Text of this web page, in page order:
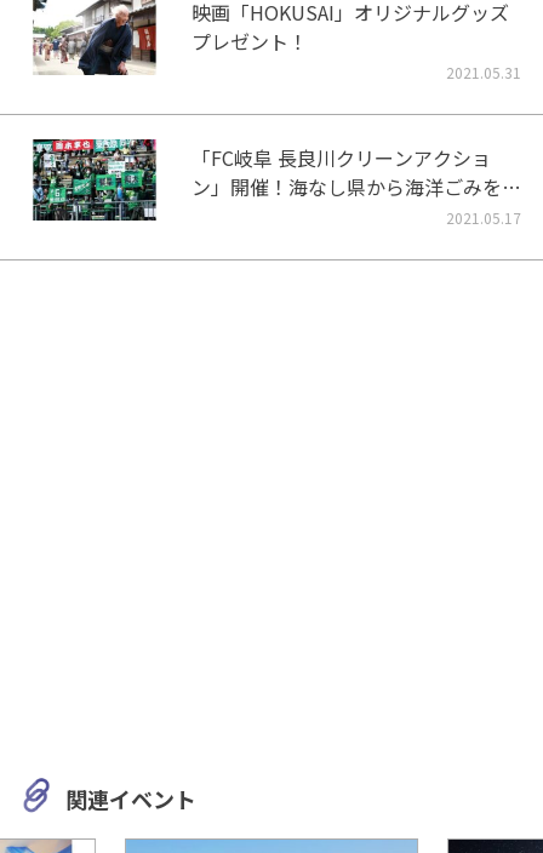
映画「HOKUSAI」オリジナルグッズ
プレゼント！
2021.05.31
「FC岐阜 長良川クリーンアクショ
ン」開催！海なし県から海洋ごみをな
2021.05.17
関連イベント